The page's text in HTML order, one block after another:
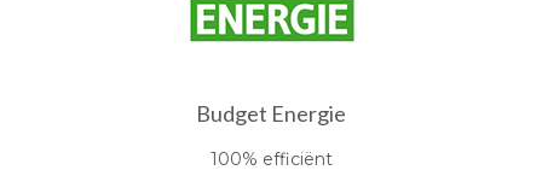
Budget Energie
100% efficiënt